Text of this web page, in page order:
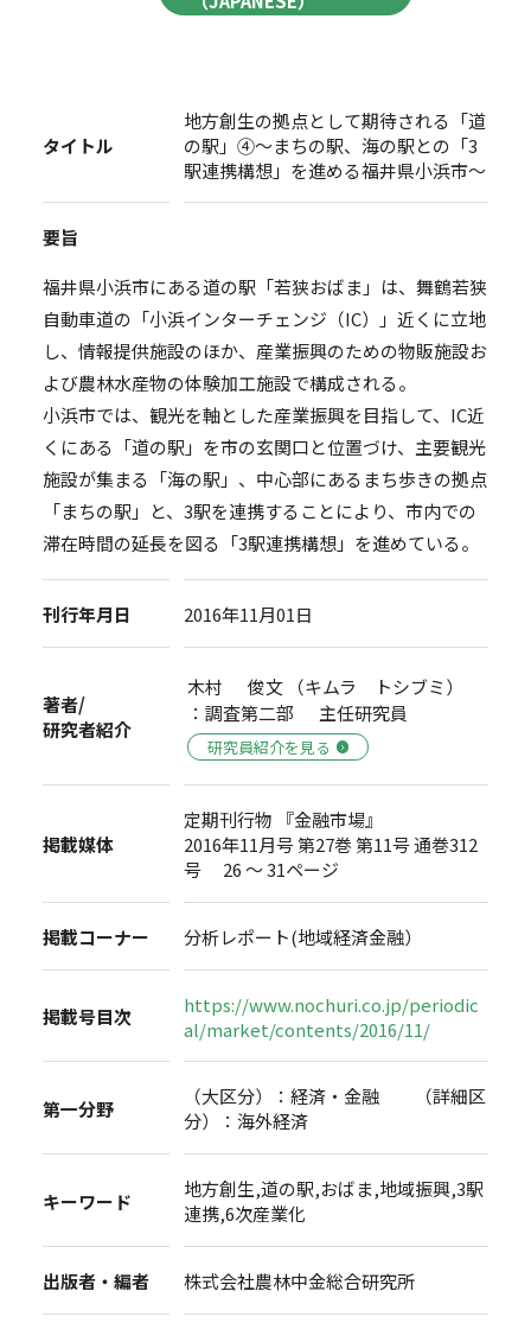
タイトル
地方創生の拠点として期待される「道
の駅」④～まちの駅、海の駅との「3
駅連携構想」を進める福井県小浜市～
要旨
福井県小浜市にある道の駅「若狭おばま」は、舞鶴若狭
自動車道の「小浜インターチェンジ（IC）」近くに立地
し、情報提供施設のほか、産業振興のための物販施設お
よび農林水産物の体験加工施設で構成される。
小浜市では、観光を軸とした産業振興を目指して、IC近
くにある「道の駅」を市の玄関口と位置づけ、主要観光
施設が集まる「海の駅」、中心部にあるまち歩きの拠点
「まちの駅」と、3駅を連携することにより、市内での
滞在時間の延長を図る「3駅連携構想」を進めている。
刊行年月日 2016年11月01日
著者/
研究者紹介
木村 俊文 （キムラ トシブミ）
：調査第二部 主任研究員
研究員紹介を見る
掲載媒体
定期刊行物 『金融市場』
2016年11月号 第27巻 第11号 通巻312
号 26 ～ 31ページ
掲載コーナー 分析レポート(地域経済金融）
掲載号目次
https://www.nochuri.co.jp/periodic
al/market/contents/2016/11/
第一分野
（大区分）：経済・金融 （詳細区
分）：海外経済
キーワード
地方創生,道の駅,おばま,地域振興,3駅
連携,6次産業化
出版者・編者 株式会社農林中金総合研究所